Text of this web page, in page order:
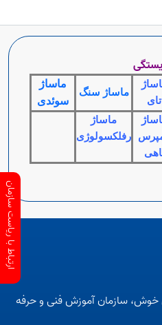
تای
ماساژ سنگ
ماساژ
سوئدی
ماساژ
رفلکسولوژی
خوش، سازمان آموزش فنی و حرفه
ارتباط با ریاست سازمان